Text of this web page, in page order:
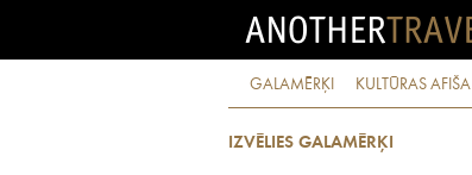
GALAMĒRĶI KULTŪRAS AFIŠA
IZVĒLIES GALAMĒRĶI